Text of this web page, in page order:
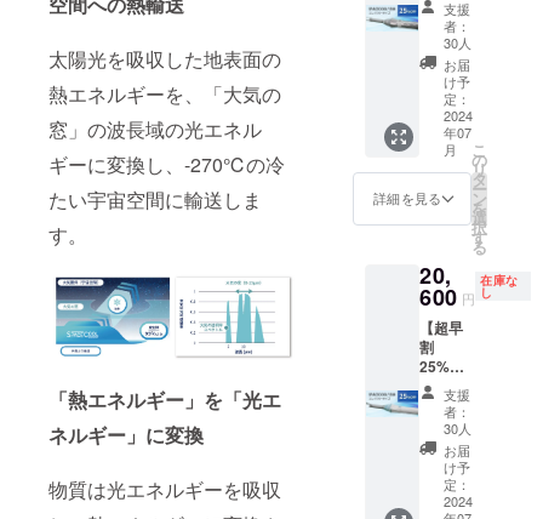
太陽光を吸収した地表面の
熱エネルギーを、「大気の
窓」の波長域の光エネル
ギーに変換し、-270℃の冷
たい宇宙空間に輸送しま
す。
「熱エネルギー」を「光エ
ネルギー」に変換
物質は光エネルギーを吸収
ト型）
バイヤ
ス部：
ポリエ
ステル
１０
０％ カ
ラー：
シル
ホワイ
トロー
用者の
方には
おなじ
みの
「テ
ラ・ボ
ゼン」
と同じ
サイズ
となり
ます。
◇コン
パクト
「カ
テール
ピッコ
ロ」と
同じサ
イズと
なりま
す。 ※
こちら
は万が
一破損
て修理
に対応
してお
りま
す。 修
理の際
の商品
の発送
費用は
ご負担
をお願
いいた
しま
ｃｍ ハ
ンドル
ABS樹
脂
バイヤ
ス部：
ポリエ
ステル
100％
ラー：
白×ブ
トロー
ズご愛
用者の
方には
おなじ
みの
「カ
テール
ピッコ
ロ」と
同じサ
イズと
なりま
傘 重
さ：約
383ｇ
中棒：
φ10ｍ
ｍアル
ミパイ
プ製／
実行直
径：約
84ｃｍ
ｍ、
47cm(F
RP製)8
本／畳
んだ長
さ 約62
ｃｍ ハ
ンドル
ABS樹
脂
バイヤ
ス部：
ポリエ
パクト
タイ
プ）」
白×グ
レーを1
本お送
りしま
す。
［一般
販売予
35%OF
F］ 生
産国：
日本 形
態：手
開き長
傘 重
さ：約
383ｇ
中棒：
φ10ｍ
ｍアル
ミパイ
20,600
円（税
込、送
料込）
「SPAC
ECOOL
日傘
（コン
パクト
タイ
プ）」
シル
を宇宙
に逃が
す日傘
「SPAC
ECOOL
日傘
（コン
パクト
タイ
プ）」
シル
バーを1
本お送
支援
者：
30人
お届
け予
定：
2024
年07
月
詳細を見る
こ
の
リ
タ
ー
ン
を
選
択
す
る
20,
600 円
在庫な
し
【超早
割
25%OF
F】
20,600
円（税
込、送
料込）
「SPAC
ECOOL
支援
者：
30人
お届
け予
定：
2024